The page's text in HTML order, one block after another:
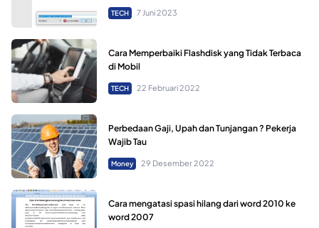
TECH 7 Juni 2023
Cara Memperbaiki Flashdisk yang Tidak Terbaca
di Mobil
TECH 22 Februari 2022
Perbedaan Gaji, Upah dan Tunjangan ? Pekerja
Wajib Tau
Money 29 Desember 2022
Cara mengatasi spasi hilang dari word 2010 ke
word 2007